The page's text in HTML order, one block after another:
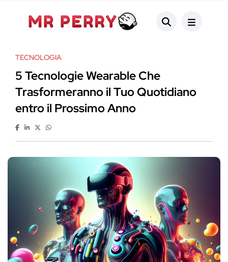
TECNOLOGIA
5 Tecnologie Wearable Che
Trasformeranno il Tuo Quotidiano
entro il Prossimo Anno